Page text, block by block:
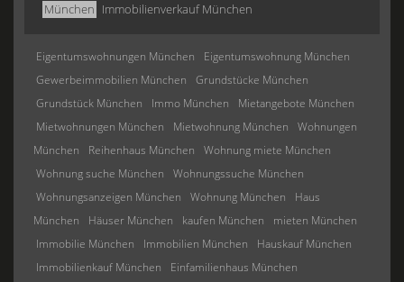
München Immobilienverkauf München
Eigentumswohnungen München
Eigentumswohnung München
Gewerbeimmobilien München
Grundstücke München
Grundstück München
Immo München
Mietangebote München
Mietwohnungen München
Mietwohnung München
Wohnungen
München
Reihenhaus München
Wohnung miete München
Wohnung suche München
Wohnungssuche München
Wohnungsanzeigen München
Wohnung München
Haus
München
Häuser München kaufen München
mieten München
Immobilie München
Immobilien München
Hauskauf München
Immobilienkauf München
Einfamilienhaus München